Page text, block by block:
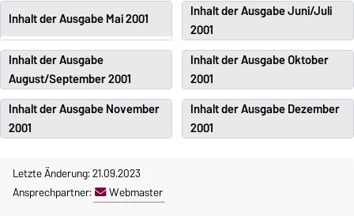
Inhalt der Ausgabe Mai 2001
Inhalt der Ausgabe Juni/Juli
2001
Inhalt der Ausgabe
August/September 2001
Inhalt der Ausgabe Oktober
2001
Inhalt der Ausgabe November
2001
Inhalt der Ausgabe Dezember
2001
Letzte Änderung: 21.09.2023
Ansprechpartner:
Webmaster